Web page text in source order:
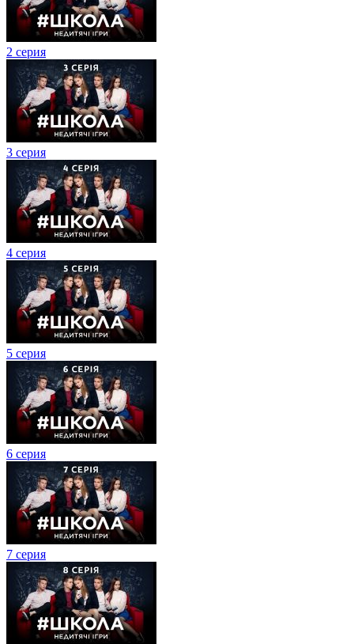
2 серия
3 серия
4 серия
5 серия
6 серия
7 серия